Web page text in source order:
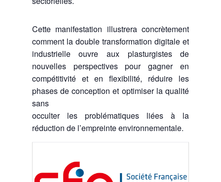
Cette manifestation illustrera concrètement
comment la double transformation digitale et
industrielle ouvre aux plasturgistes de
nouvelles perspectives pour gagner en
compétitivité et en flexibilité, réduire les
phases de conception et optimiser la qualité
sans
occulter les problématiques liées à la
réduction de l’empreinte environnementale.